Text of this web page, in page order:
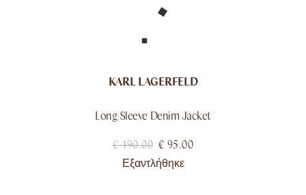
KARL LAGERFELD
Long Sleeve Denim Jacket
€190.00 € 95.00
Εξαντλήθηκε